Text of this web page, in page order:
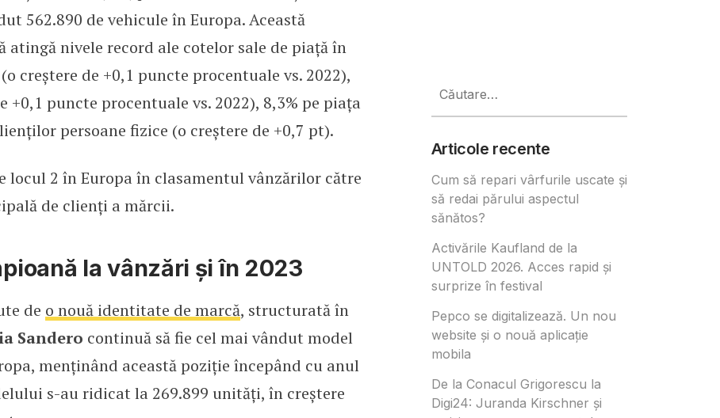
562.890 de vehicule în Europa. Această
atingă nivele record ale cotelor sale de piață în
creștere de +0,1 puncte procentuale vs. 2022),
+0,1 puncte procentuale vs. 2022), 8,3% pe piața
persoane fizice (o creștere de +0,7 pt).
locul 2 în Europa în clasamentul vânzărilor către
de clienți a mărcii.
la vânzări și în 2023
de o nouă identitate de marcă, structurată în
Sandero continuă să fie cel mai vândut model
menținând această poziție începând cu anul
s-au ridicat la 269.899 unități, în creștere
după:
Articole recente
Cum să repari vârfurile uscate și
să redai părului aspectul
sănătos?
Activările Kaufland de la
UNTOLD 2026. Acces rapid și
surprize în festival
Pepco se digitalizează. Un nou
website și o nouă aplicație
mobila
De la Conacul Grigorescu la
Digi24: Juranda Kirschner și